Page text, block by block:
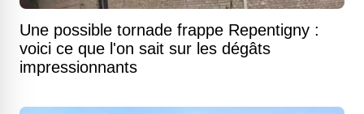
Une possible tornade frappe Repentigny :
voici ce que l'on sait sur les dégâts
impressionnants